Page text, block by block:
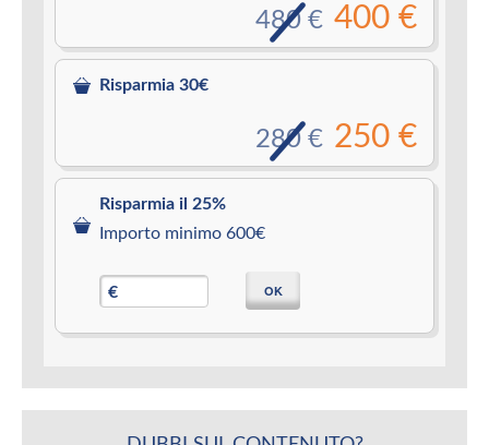
400 €
480 €
Risparmia 30€
250 €
280 €
Risparmia il 25%
Importo minimo 600€
€ OK